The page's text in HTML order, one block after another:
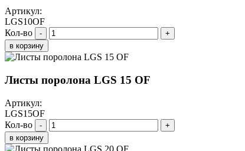
Артикул:
LGS10OF
Кол-во
-
+
в корзину
Листы поролона LGS 15 OF
Артикул:
LGS15OF
Кол-во
-
+
в корзину